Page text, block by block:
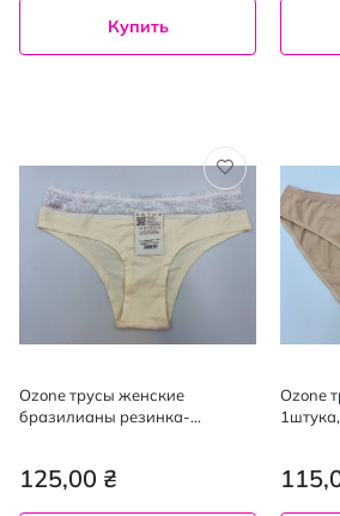
Купить
Ozone трусы женские
бразилианы резинка-
125,00 ₴
Ozone